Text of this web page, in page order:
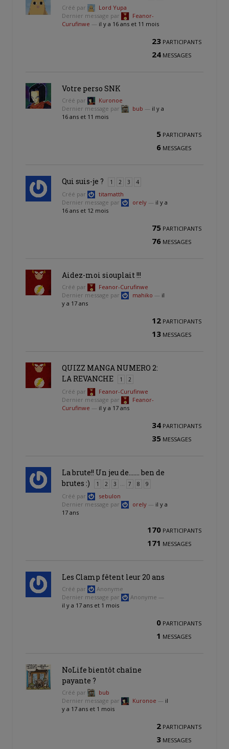
Créé par
Lord Yupa
Dernier message par
Feanor-
Curufinwe — il y a 16 ans et 11 mois
23 PARTICIPANTS
24 MESSAGES
Votre perso SNK
Créé par
Kuronoe
Dernier message par
bub — il y a
16 ans et 11 mois
5 PARTICIPANTS
6 MESSAGES
Qui suis-je ? 1 2 3 4
Créé par
titamatth
Dernier message par
orely — il y a
16 ans et 12 mois
75 PARTICIPANTS
76 MESSAGES
Aidez-moi siouplait !!!
Créé par
Feanor-Curufinwe
Dernier message par
mahiko — il
y a 17 ans
12 PARTICIPANTS
13 MESSAGES
QUIZZ MANGA NUMERO 2:
LA REVANCHE
1 2
Créé par
Feanor-Curufinwe
Dernier message par
Feanor-
Curufinwe — il y a 17 ans
34 PARTICIPANTS
35 MESSAGES
La brute!! Un jeu de……. ben de
brutes :)
1 2 3 … 7 8 9
Créé par
sebulon
Dernier message par
orely — il y a
17 ans
170 PARTICIPANTS
171 MESSAGES
Les Clamp fêtent leur 20 ans
Créé par
Anonyme
Dernier message par
Anonyme —
il y a 17 ans et 1 mois
0 PARTICIPANTS
1 MESSAGES
NoLife bientôt chaîne
payante ?
Créé par
bub
Dernier message par
Kuronoe — il
y a 17 ans et 1 mois
2 PARTICIPANTS
3 MESSAGES